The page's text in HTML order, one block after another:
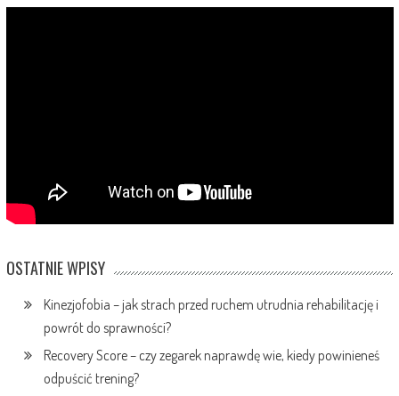
OSTATNIE WPISY
Kinezjofobia – jak strach przed ruchem utrudnia rehabilitację i
powrót do sprawności?
Recovery Score – czy zegarek naprawdę wie, kiedy powinieneś
odpuścić trening?